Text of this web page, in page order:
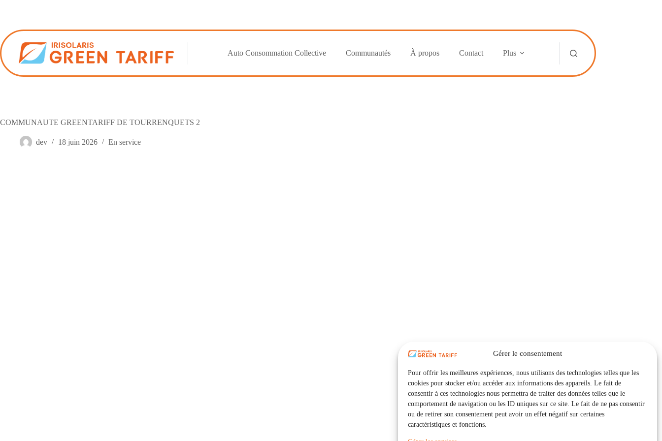
Gérer le consentement
Pour offrir les meilleures expériences, nous utilisons des technologies telles que les
cookies pour stocker et/ou accéder aux informations des appareils. Le fait de
consentir à ces technologies nous permettra de traiter des données telles que le
comportement de navigation ou les ID uniques sur ce site. Le fait de ne pas consentir
ou de retirer son consentement peut avoir un effet négatif sur certaines
caractéristiques et fonctions.
Auto Consommation Collective Communautés À propos Contact Plus
COMMUNAUTE GREENTARIFF DE TOURRENQUETS 2
dev 18 juin 2026 En service